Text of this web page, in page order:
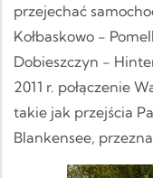
przejechać
Kołbaskowo -
Dobieszczyn -
2011 r. połączenie
takie jak przejścia
Blankensee,